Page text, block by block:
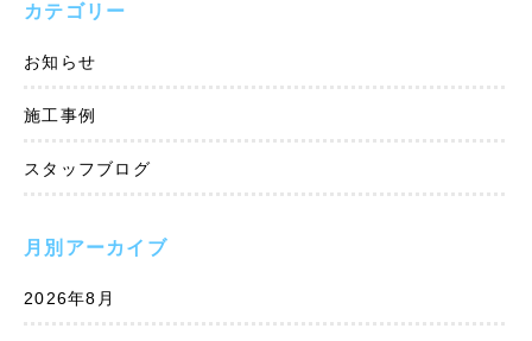
カテゴリー
お知らせ
施工事例
スタッフブログ
月別アーカイブ
2026年8月